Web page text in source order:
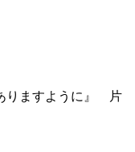
りますように』 片